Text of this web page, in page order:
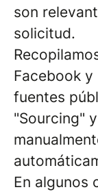
son
solicitud.
Facebook
fuentes
"Sourcing"
En algunos